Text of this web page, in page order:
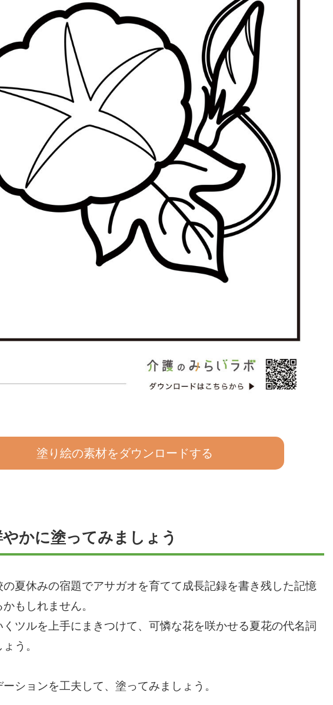
塗り絵の素材をダウンロードする
かに塗ってみましょう
夏休みの宿題でアサガオを育てて成長記録を書き残した記憶
もしれません。
ツルを上手にまきつけて、可憐な花を咲かせる夏花の代名詞
う。
ションを工夫して、塗ってみましょう。